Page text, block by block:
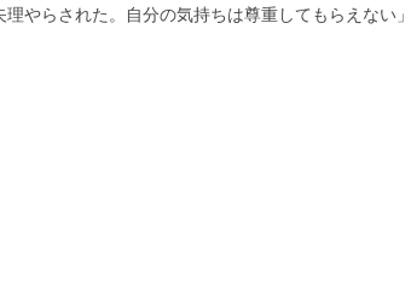
やらされた。自分の気持ちは尊重してもらえない」